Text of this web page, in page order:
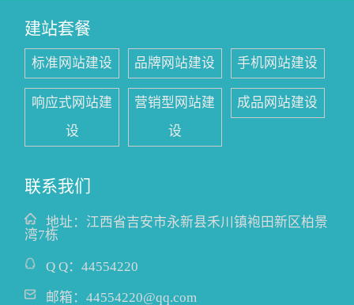
建站套餐
标准网站建设 品牌网站建设 手机网站建设
响应式网站建
设
营销型网站建
设
成品网站建设
联系我们
地址： 江西省吉安市永新县禾川镇袍田新区柏景
湾7栋
Q Q： 44554220
邮箱： 44554220@qq.com